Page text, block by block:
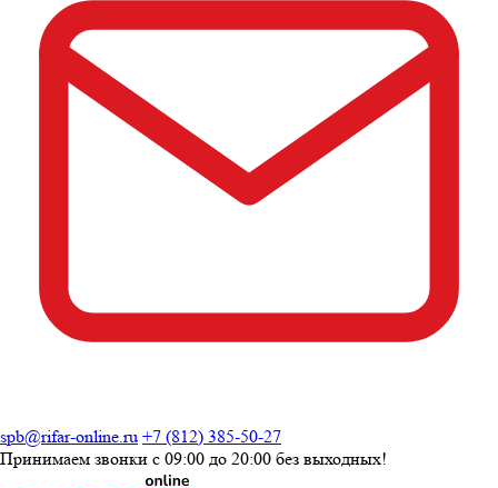
spb@rifar-online.ru +7 (812) 385-50-27
Принимаем звонки с 09:00 до 20:00 без выходных!